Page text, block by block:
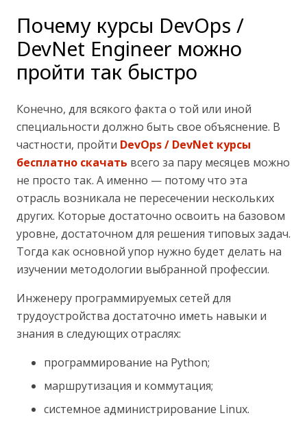
Почему курсы DevOps /
DevNet Engineer можно
пройти так быстро
Конечно, для всякого факта о той или иной
специальности должно быть свое объяснение. В
частности, пройти DevOps / DevNet курсы
бесплатно скачать всего за пару месяцев можно
не просто так. А именно — потому что эта
отрасль возникала не пересечении нескольких
других. Которые достаточно освоить на базовом
уровне, достаточном для решения типовых задач.
Тогда как основной упор нужно будет делать на
изучении методологии выбранной профессии.
Инженеру программируемых сетей для
трудоустройства достаточно иметь навыки и
знания в следующих отраслях:
программирование на Python;
маршрутизация и коммутация;
системное администрирование Linux.